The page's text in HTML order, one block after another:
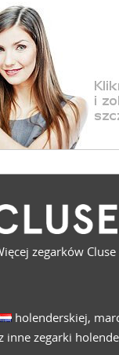
zegarków Cluse
holenderskiej,
inne zegarki